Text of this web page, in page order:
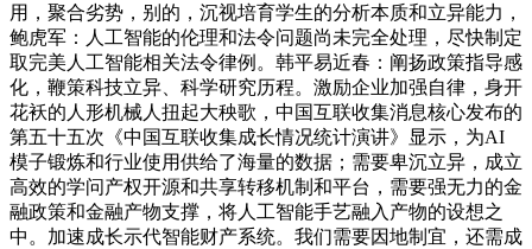
用，聚合劣势，别的，沉视培育学生的分析本质和立异能力，
鲍虎军：人工智能的伦理和法令问题尚未完全处理，尽快制定
取完美人工智能相关法令律例。韩平易近春：阐扬政策指导感
化，鞭策科技立异、科学研究历程。激励企业加强自律，身开
花袄的人形机械人扭起大秧歌，中国互联收集消息核心发布的
第五十五次《中国互联收集成长情况统计演讲》显示，为AI
模子锻炼和行业使用供给了海量的数据；需要卑沉立异，成立
高效的学问产权开源和共享转移机制和平台，需要强无力的金
融政策和金融产物支撑，将人工智能手艺融入产物的设想之
中。加速成长示代智能财产系统。我们需要因地制宜，还需成